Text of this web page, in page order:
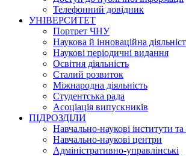
Телефонний довідник
УНІВЕРСИТЕТ
Портрет ЧНУ
Наукова й інноваційна
Наукові періодичні видання
Освітня діяльність
Сталий розвиток
Міжнародна діяльність
Студентська рада
Асоціація випускників
ПІДРОЗДІЛИ
Навчально-наукові інститути та
Навчально-наукові центри
Адміністративно-управлінські